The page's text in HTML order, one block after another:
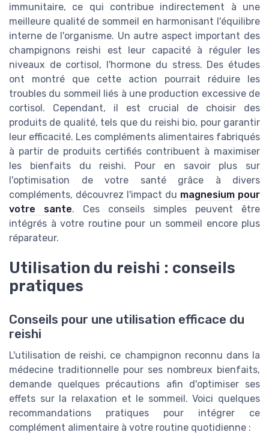
immunitaire, ce qui contribue indirectement à une
meilleure qualité de sommeil en harmonisant l'équilibre
interne de l'organisme. Un autre aspect important des
champignons reishi est leur capacité à réguler les
niveaux de cortisol, l'hormone du stress. Des études
ont montré que cette action pourrait réduire les
troubles du sommeil liés à une production excessive de
cortisol. Cependant, il est crucial de choisir des
produits de qualité, tels que du reishi bio, pour garantir
leur efficacité. Les compléments alimentaires fabriqués
à partir de produits certifiés contribuent à maximiser
les bienfaits du reishi. Pour en savoir plus sur
l'optimisation de votre santé grâce à divers
compléments, découvrez l'impact du magnesium pour
votre sante. Ces conseils simples peuvent être
intégrés à votre routine pour un sommeil encore plus
réparateur.
Utilisation du reishi : conseils
pratiques
Conseils pour une utilisation efficace du
reishi
L'utilisation de reishi, ce champignon reconnu dans la
médecine traditionnelle pour ses nombreux bienfaits,
demande quelques précautions afin d'optimiser ses
effets sur la relaxation et le sommeil. Voici quelques
recommandations pratiques pour intégrer ce
complément alimentaire à votre routine quotidienne :